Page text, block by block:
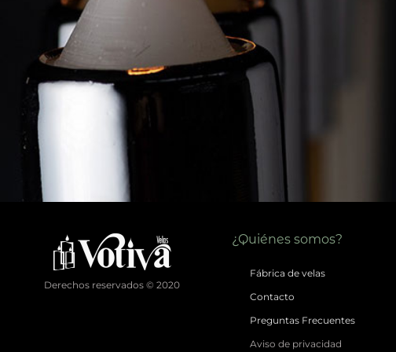
Derechos reservados © 2020
¿Quiénes somos?
Fábrica de velas
Contacto
Preguntas Frecuentes
Aviso de privacidad